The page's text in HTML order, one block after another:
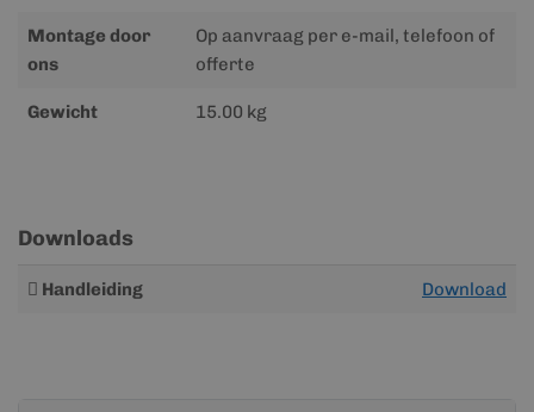
Montage door
ons
Op aanvraag per e-mail, telefoon of
offerte
Gewicht 15.00 kg
Downloads
Meer
Handleiding Download